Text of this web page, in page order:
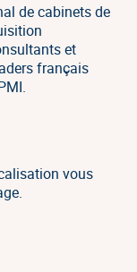
de cabinets de
et
français
vous